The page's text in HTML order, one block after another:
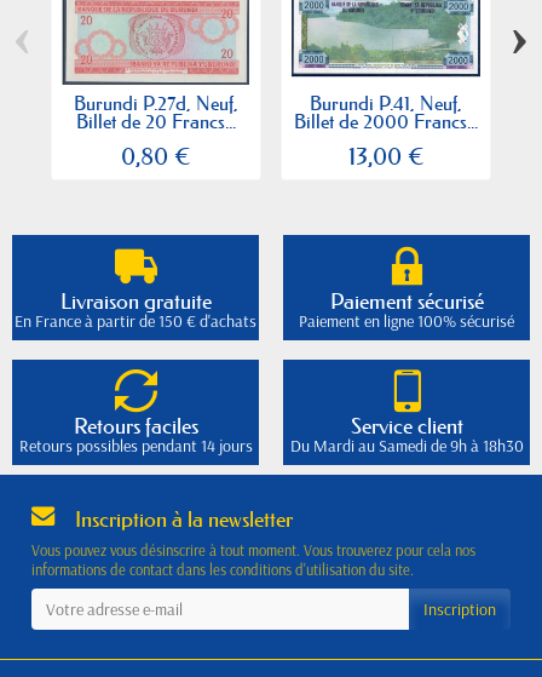
Burundi P.27d, Neuf,
Billet de 20 Francs...
0,80 €
Burundi P.41, Neuf,
Billet de 2000 Francs...
13,00 €
‹ ›
Livraison gratuite
En France à partir de 150 € d'achats
Paiement sécurisé
Paiement en ligne 100% sécurisé
Retours faciles
Retours possibles pendant 14 jours
Service client
Du Mardi au Samedi de 9h à 18h30
Inscription à la newsletter
Vous pouvez vous désinscrire à tout moment. Vous trouverez pour cela nos
informations de contact dans les conditions d'utilisation du site.